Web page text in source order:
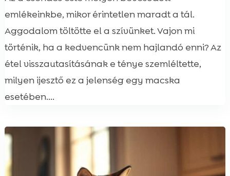
emlékeinkbe, mikor érintetlen maradt a tál.
Aggodalom töltötte el a szívünket. Vajon mi
történik, ha a kedvencünk nem hajlandó enni? Az
étel visszautasításának e ténye szemléltette,
milyen ijesztő ez a jelenség egy macska
esetében....